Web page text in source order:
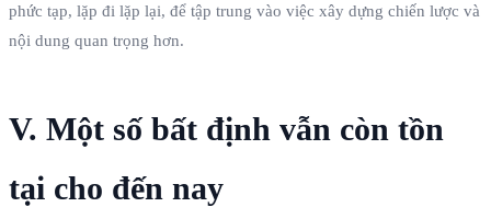
phức tạp, lặp đi lặp lại, để tập trung vào việc xây dựng chiến lược và
nội dung quan trọng hơn.
V. Một số bất định vẫn còn tồn
tại cho đến nay